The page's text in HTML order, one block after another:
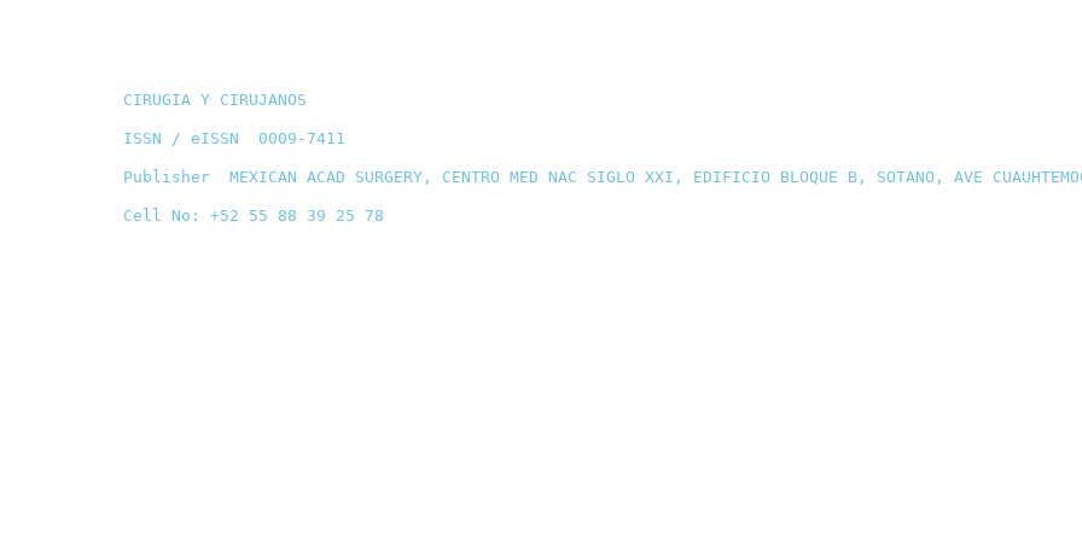
CIRUGIA Y CIRUJANOS
ISSN / eISSN 0009-7411
Publisher MEXICAN ACAD SURGERY, CENTRO MED NAC SIGLO XXI, EDIFICIO BLOQUE B, SOTANO, AVE
Cell No: +52 55 88 39 25 78